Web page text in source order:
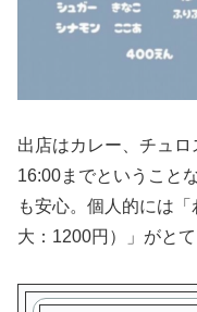
出店はカレー、チュロ
16:00までということ
も安心。個人的には「
大：1200円）」がと